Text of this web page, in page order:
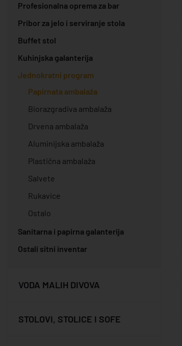
Profesionalna oprema za bar
Pribor za jelo i serviranje stola
Buffet stol
Kuhinjska galanterija
Jednokratni program
Papirnata ambalaža
Biorazgradiva ambalaža
Drvena ambalaža
Aluminijska ambalaža
Plastična ambalaža
Salvete
Rukavice
Ostalo
Sanitarna i papirna galanterija
Ostali sitni inventar
VODA MALIH DIVOVA
STOLOVI, STOLICE I SOFE